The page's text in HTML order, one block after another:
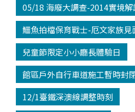
05/18 海廢大調查-2014實境
鱷魚拍檔保育戰士-厄文家族見
兒童節限定小小廳長體驗日
館區戶外自行車道施工暫時封
12/1臺鐵深澳線調整時刻